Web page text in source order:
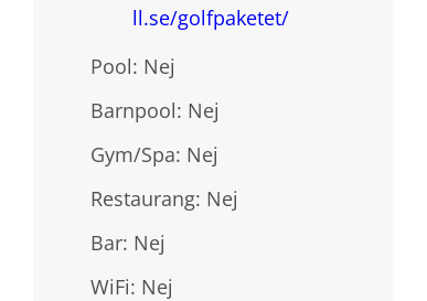
ll.se/golfpaketet/
Pool: Nej
Barnpool: Nej
Gym/Spa: Nej
Restaurang: Nej
Bar: Nej
WiFi: Nej